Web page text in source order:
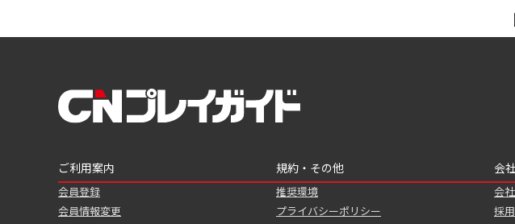
ご利用案内
会員登録
会員情報変更
規約・その他
推奨環境
プライバシーポリシー
会
会
採